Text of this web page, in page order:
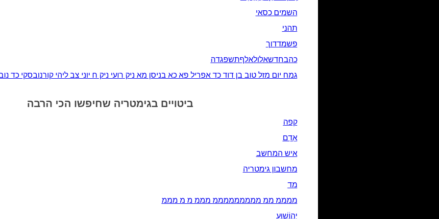
השמים כסאי
תהני
פשמדדוך
כהבחדשאלולאלףתשפגדה
גמח יום מזל טוב בן דוד כד אפריל פא כא בניסן מא ניק רועי ניק ח יוני צב ליהי קורנובסקי כד
ביטויים בגימטריה שחיפשו הכי הרבה
קפה
אָדָם‎
איש המחשב
מחשבון גימטריה
מד
ממממ ממ מממממממממ מממ מ מ מממ
יְהוֹשׁוּעַ